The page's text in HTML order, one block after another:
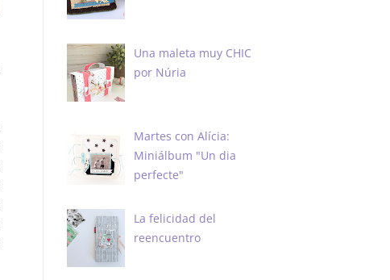
Una maleta muy CHIC
por Núria
Martes con Alícia:
Miniálbum "Un dia
perfecte"
La felicidad del
reencuentro